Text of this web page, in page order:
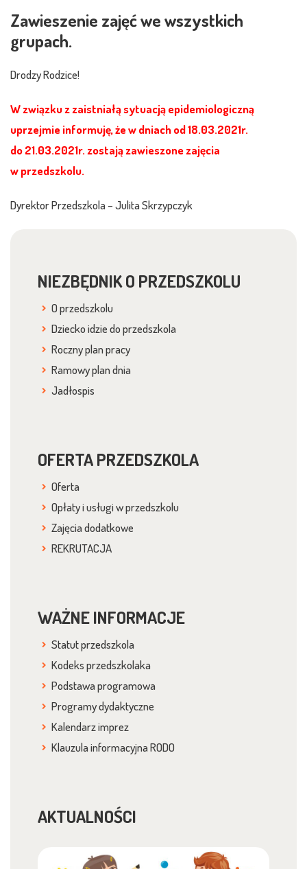
Zawieszenie zajęć we wszystkich
grupach.
Drodzy Rodzice!
W związku z zaistniałą sytuacją epidemiologiczną
uprzejmie informuję, że w dniach od 18.03.2021r.
do 21.03.2021r. zostają zawieszone zajęcia
w przedszkolu.
Dyrektor Przedszkola – Julita Skrzypczyk
NIEZBĘDNIK O PRZEDSZKOLU
O przedszkolu
Dziecko idzie do przedszkola
Roczny plan pracy
Ramowy plan dnia
Jadłospis
OFERTA PRZEDSZKOLA
Oferta
Opłaty i usługi w przedszkolu
Zajęcia dodatkowe
REKRUTACJA
WAŻNE INFORMACJE
Statut przedszkola
Kodeks przedszkolaka
Podstawa programowa
Programy dydaktyczne
Kalendarz imprez
Klauzula informacyjna RODO
AKTUALNOŚCI